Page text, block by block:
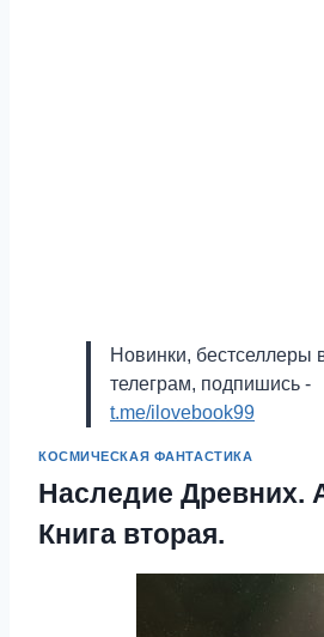
Новинки, бестселлеры
телеграм, подпишись -
t.me/ilovebook99
КОСМИЧЕСКАЯ ФАНТАСТИКА
Наследие Древних.
Книга вторая.